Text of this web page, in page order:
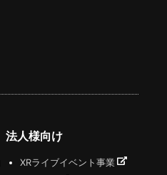
法人様向け
XRライブイベント事業